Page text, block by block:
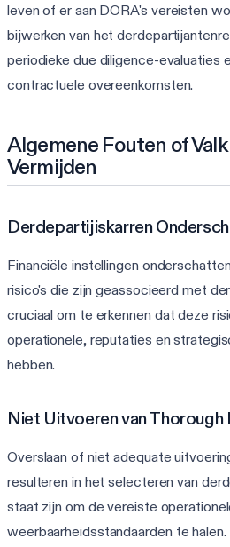
leven of er aan DORA's vereisten
bijwerken van het
periodieke due diligence-evaluaties
contractuele overeenkomsten.
Algemene Fouten of
Vermijden
Derdepartijiskarren
Financiële instellingen
risico's die zijn geassocieerd met
cruciaal om te erkennen dat deze
operationele, reputaties en
hebben.
Niet Uitvoeren van Thorough
Overslaan of niet adequate
resulteren in het selecteren van
staat zijn om de vereiste
weerbaarheidsstandaarden te halen.